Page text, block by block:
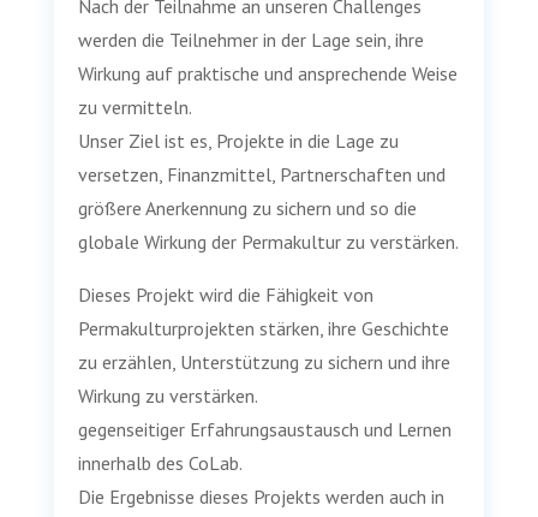
Nach der Teilnahme an unseren Challenges
werden die Teilnehmer in der Lage sein, ihre
Wirkung auf praktische und ansprechende Weise
zu vermitteln.
Unser Ziel ist es, Projekte in die Lage zu
versetzen, Finanzmittel, Partnerschaften und
größere Anerkennung zu sichern und so die
globale Wirkung der Permakultur zu verstärken.
Dieses Projekt wird die Fähigkeit von
Permakulturprojekten stärken, ihre Geschichte
zu erzählen, Unterstützung zu sichern und ihre
Wirkung zu verstärken.
gegenseitiger Erfahrungsaustausch und Lernen
innerhalb des CoLab.
Die Ergebnisse dieses Projekts werden auch in